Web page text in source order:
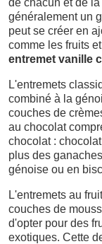
généralement un
peut se créer en
comme les fruits
entremet vanille
L'entremets
combiné à la
couches de
au chocolat
chocolat :
plus des
génoise ou en
L'entremets au
couches de
d'opter pour des
exotiques. Cette